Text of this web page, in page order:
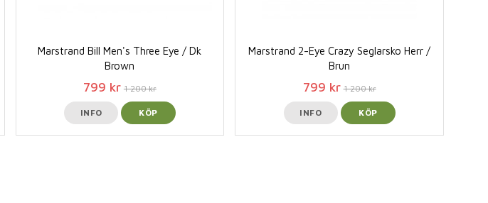
Marstrand Bill Men's Three Eye / Dk
Brown
799 kr 1 200 kr
INFO KÖP
Marstrand 2-Eye Crazy Seglarsko Herr /
Brun
799 kr 1 200 kr
INFO KÖP